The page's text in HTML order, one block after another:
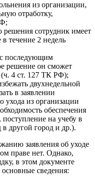
из организации,
отработку,
решения сотрудник имеет
в течение 2 недель
последующим
решение он сможет
(ч. 4 ст. 127 ТК РФ);
двухнедельной
в заявлении
ухода из организации
обеспечения
на учебу в
другой город и др.).
заявления об уходе
праве нет. Однако,
в этом документе
сведения: